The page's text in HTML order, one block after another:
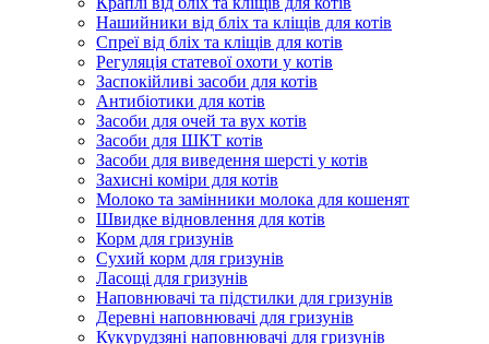
Нашийники від бліх та кліщів для котів
Спреї від бліх та кліщів для котів
Регуляція статевої охоти у котів
Заспокійливі засоби для котів
Антибіотики для котів
Засоби для очей та вух котів
Засоби для ШКТ котів
Засоби для виведення шерсті у котів
Захисні коміри для котів
Молоко та замінники молока для кошенят
Швидке відновлення для котів
Корм для гризунів
Сухий корм для гризунів
Ласощі для гризунів
Наповнювачі та підстилки для гризунів
Деревні наповнювачі для гризунів
Кукурудзяні наповнювачі для гризунів